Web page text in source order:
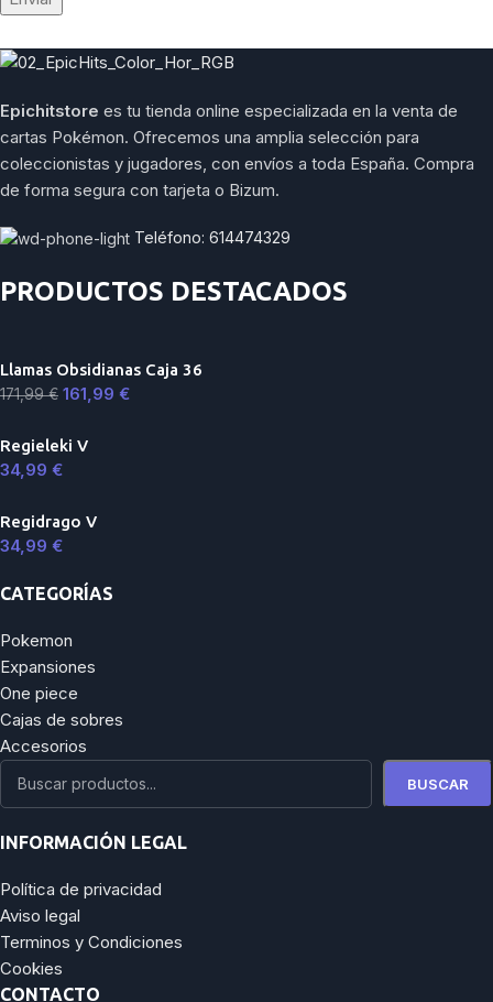
Epichitstore es tu tienda online especializada en la venta de
cartas Pokémon. Ofrecemos una amplia selección para
coleccionistas y jugadores, con envíos a toda España. Compra
de forma segura con tarjeta o Bizum.
Teléfono: 614474329
PRODUCTOS DESTACADOS
Llamas Obsidianas Caja 36
171,99€ 161,99 €
Regieleki V
34,99 €
Regidrago V
34,99 €
CATEGORÍAS
Pokemon
Expansiones
One piece
Cajas de sobres
Accesorios
BUSCAR
INFORMACIÓN LEGAL
Política de privacidad
Aviso legal
Terminos y Condiciones
Cookies
CONTACTO